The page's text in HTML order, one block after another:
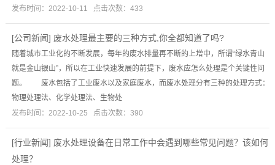
发布时间：2022-10-11 点击次数：433
[公司新闻] 废水处理最主要的三种方式,你全都知道了吗?
随着城市工业化的不断发展，每年的废水排量再不断的上增中，所谓“绿水青山
就是金山银山”，所以在工业快速发展的前提下，废水应怎么处理是个关键性问
题。 废水包括了工业废水以及家庭废水，而废水处理分有三种的处理方式：
物理处理法、化学处理法、生物处
发布时间：2022-10-25 点击次数：390
[行业新闻] 废水处理设备在日常工作中会遇到哪些常见问题？该如何
处理？